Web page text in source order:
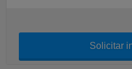
Solicitar